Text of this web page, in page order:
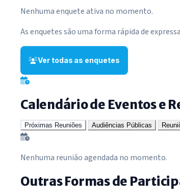
Nenhuma enquete ativa no momento.
As enquetes são uma forma rápida de
Ver todas as enquetes
Calendário de Eventos e
Próximas Reuniões Audiências Públicas
Nenhuma reunião agendada no momento.
Outras Formas de